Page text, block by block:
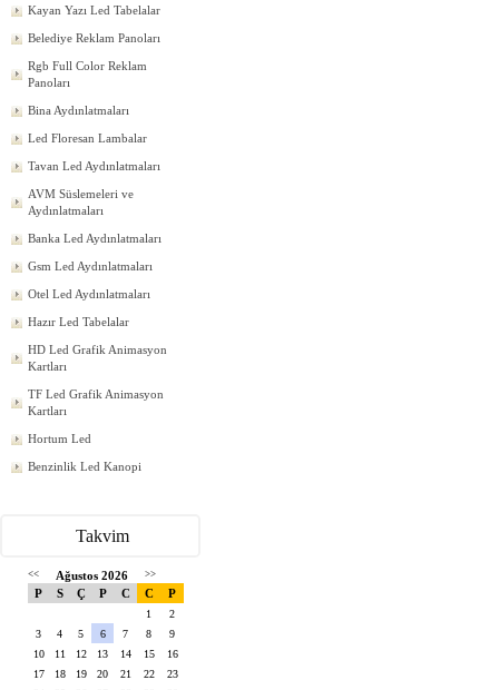
Kayan Yazı Led Tabelalar
Belediye Reklam Panoları
Rgb Full Color Reklam
Panoları
Bina Aydınlatmaları
Led Floresan Lambalar
Tavan Led Aydınlatmaları
AVM Süslemeleri ve
Aydınlatmaları
Banka Led Aydınlatmaları
Gsm Led Aydınlatmaları
Otel Led Aydınlatmaları
Hazır Led Tabelalar
HD Led Grafik Animasyon
Kartları
TF Led Grafik Animasyon
Kartları
Hortum Led
Benzinlik Led Kanopi
Takvim
<< Ağustos 2026 >>
P S Ç P C C P
1
2
3
4 5 6 7 8
9
10
11 12 13 14 15
16
17
18 19 20 21 22
23